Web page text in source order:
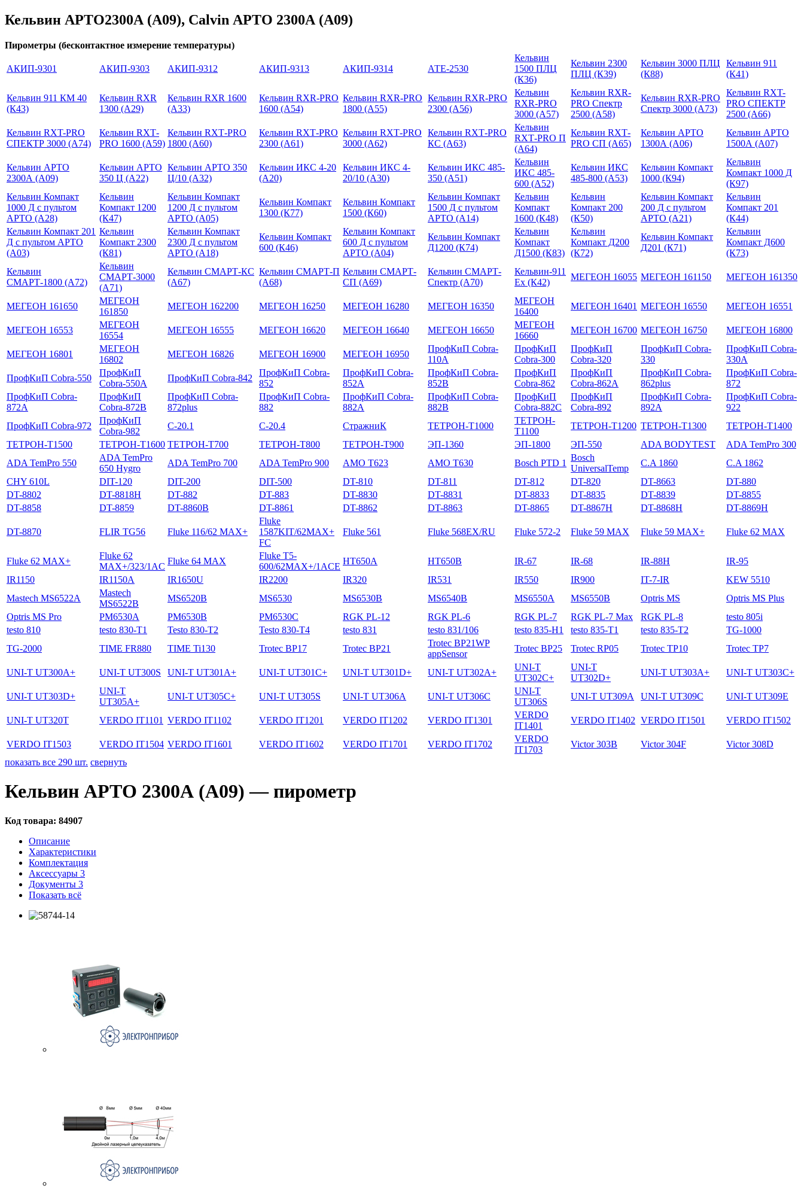
Кельвин АРТО2300А (А09), Calvin АРТО 2300А (А09)
Пирометры (бесконтактное измерение температуры)
АКИП-9301 АКИП-9303 АКИП-9312 АКИП-9313 АКИП-9314 АТЕ-2530
Кельвин
1500 ПЛЦ
(К36)
Кельвин 2300
ПЛЦ (К39)
Кельвин 3000 ПЛЦ
(К88)
Кельвин 911
(К41)
Кельвин 911 КМ 40
(К43)
Кельвин RXR
1300 (А29)
Кельвин RXR 1600
(А33)
Кельвин RXR-PRO
1600 (А54)
Кельвин RXR-PRO
1800 (А55)
Кельвин RXR-PRO
2300 (А56)
Кельвин
RXR-PRO
3000 (А57)
Кельвин RXR-
PRO Спектр
2500 (А58)
Кельвин RXR-PRO
Спектр 3000 (А73)
Кельвин RXT-
PRO СПЕКТР
2500 (А66)
Кельвин RXT-PRO
СПЕКТР 3000 (А74)
Кельвин RXТ-
PRO 1600 (А59)
Кельвин RXТ-PRO
1800 (А60)
Кельвин RXТ-PRO
2300 (А61)
Кельвин RXТ-PRO
3000 (А62)
Кельвин RXТ-PRO
КС (А63)
Кельвин
RXТ-PRO П
(А64)
Кельвин RXТ-
PRO СП (А65)
Кельвин АРТО
1300А (А06)
Кельвин АРТО
1500А (А07)
Кельвин АРТО
2300А (А09)
Кельвин АРТО
350 Ц (А22)
Кельвин АРТО 350
Ц/10 (А32)
Кельвин ИКС 4-20
(А20)
Кельвин ИКС 4-
20/10 (А30)
Кельвин ИКС 485-
350 (А51)
Кельвин
ИКС 485-
600 (А52)
Кельвин ИКС
485-800 (А53)
Кельвин Компакт
1000 (К94)
Кельвин
Компакт 1000 Д
(К97)
Кельвин Компакт
1000 Д с пультом
АРТО (А28)
Кельвин
Компакт 1200
(К47)
Кельвин Компакт
1200 Д с пультом
АРТО (A05)
Кельвин Компакт
1300 (К77)
Кельвин Компакт
1500 (К60)
Кельвин Компакт
1500 Д с пультом
АРТО (А14)
Кельвин
Компакт
1600 (К48)
Кельвин
Компакт 200
(К50)
Кельвин Компакт
200 Д с пультом
АРТО (А21)
Кельвин
Компакт 201
(К44)
Кельвин Компакт 201
Д с пультом АРТО
(А03)
Кельвин
Компакт 2300
(К81)
Кельвин Компакт
2300 Д с пультом
АРТО (А18)
Кельвин Компакт
600 (К46)
Кельвин Компакт
600 Д с пультом
АРТО (А04)
Кельвин Компакт
Д1200 (К74)
Кельвин
Компакт
Д1500 (К83)
Кельвин
Компакт Д200
(К72)
Кельвин Компакт
Д201 (К71)
Кельвин
Компакт Д600
(К73)
Кельвин
СМАРТ-1800 (А72)
Кельвин
СМАРТ-3000
(А71)
Кельвин СМАРТ-КС
(А67)
Кельвин СМАРТ-П
(А68)
Кельвин СМАРТ-
СП (А69)
Кельвин СМАРТ-
Спектр (А70)
Кельвин-911
Ex (К42)
МЕГЕОН 16055 МЕГЕОН 161150 МЕГЕОН 161350
МЕГЕОН 161650
МЕГЕОН
161850
МЕГЕОН 162200 МЕГЕОН 16250 МЕГЕОН 16280 МЕГЕОН 16350
МЕГЕОН
16400
МЕГЕОН 16401 МЕГЕОН 16550 МЕГЕОН 16551
МЕГЕОН 16553
МЕГЕОН
16554
МЕГЕОН 16555 МЕГЕОН 16620 МЕГЕОН 16640 МЕГЕОН 16650
МЕГЕОН
16660
МЕГЕОН 16700 МЕГЕОН 16750 МЕГЕОН 16800
МЕГЕОН 16801
МЕГЕОН
16802
МЕГЕОН 16826 МЕГЕОН 16900 МЕГЕОН 16950
ПрофКиП Cobra-
110A
ПрофКиП
Cobra-300
ПрофКиП
Cobra-320
ПрофКиП Cobra-
330
ПрофКиП Cobra-
330A
ПрофКиП Cobra-550
ПрофКиП
Cobra-550A
ПрофКиП Cobra-842
ПрофКиП Cobra-
852
ПрофКиП Cobra-
852A
ПрофКиП Cobra-
852B
ПрофКиП
Cobra-862
ПрофКиП
Cobra-862A
ПрофКиП Cobra-
862plus
ПрофКиП Cobra-
872
ПрофКиП Cobra-
872A
ПрофКиП
Cobra-872B
ПрофКиП Cobra-
872plus
ПрофКиП Cobra-
882
ПрофКиП Cobra-
882A
ПрофКиП Cobra-
882B
ПрофКиП
Cobra-882C
ПрофКиП
Cobra-892
ПрофКиП Cobra-
892A
ПрофКиП Cobra-
922
ПрофКиП Cobra-972
ПрофКиП
Cobra-982
С-20.1 С-20.4 СтражниК ТЕТРОН-Т1000
ТЕТРОН-
Т1100
ТЕТРОН-Т1200 ТЕТРОН-Т1300
ТЕТРОН-Т1400
ТЕТРОН-Т1500
ТЕТРОН-Т1600 ТЕТРОН-Т700 ТЕТРОН-Т800 ТЕТРОН-Т900 ЭП-1360 ЭП-1800 ЭП-550 ADA BODYTEST
ADA TemPro 300
ADA TemPro 550
ADA TemPro
650 Hygro
ADA TemPro 700 ADA TemPro 900 AMO T623 AMO T630 Bosch PTD 1
Bosch
UniversalTemp
C.A 1860
C.A 1862
CHY 610L
DIT-120 DIT-200 DIT-500 DT-810 DT-811 DT-812 DT-820 DT-8663
DT-880
DT-8802
DT-8818H DT-882 DT-883 DT-8830 DT-8831 DT-8833 DT-8835 DT-8839
DT-8855
DT-8858
DT-8859 DT-8860B DT-8861 DT-8862 DT-8863 DT-8865 DT-8867H DT-8868H DT-8869H
DT-8870 FLIR TG56 Fluke 116/62 MAX+
Fluke
1587KIT/62MAX+
FC
Fluke 561 Fluke 568EX/RU Fluke 572-2 Fluke 59 MAX Fluke 59 MAX+ Fluke 62 MAX
Fluke 62 MAX+
Fluke 62
MAX+/323/1AC
Fluke 64 MAX
Fluke T5-
600/62MAX+/1ACE
HT650A HT650B IR-67 IR-68 IR-88H
IR-95
IR1150
IR1150A IR1650U IR2200 IR320 IR531 IR550 IR900 IT-7-IR
KEW 5510
Mastech MS6522A
Mastech
MS6522B
MS6520B MS6530 MS6530B MS6540B MS6550A MS6550B Optris MS
Optris MS Plus
Optris MS Pro
PM6530A PM6530B PM6530C RGK PL-12 RGK PL-6 RGK PL-7 RGK PL-7 Max RGK PL-8
testo 805i
testo 810
testo 830-T1 Testo 830-T2 Testo 830-T4 testo 831 testo 831/106 testo 835-H1 testo 835-T1 testo 835-T2
TG-1000
TG-2000
TIME FR880 TIME Ti130 Trotec BP17 Trotec BP21
Trotec BP21WP
appSensor
Trotec BP25 Trotec RP05 Trotec TP10 Trotec TP7
UNI-T UT300A+ UNI-T UT300S UNI-T UT301A+ UNI-T UT301C+ UNI-T UT301D+ UNI-T UT302A+
UNI-T
UT302C+
UNI-T
UT302D+
UNI-T UT303A+ UNI-T UT303C+
UNI-T UT303D+
UNI-T
UT305A+
UNI-T UT305C+ UNI-T UT305S UNI-T UT306A UNI-T UT306C
UNI-T
UT306S
UNI-T UT309A UNI-T UT309C UNI-T UT309E
UNI-T UT320T VERDO IT1101 VERDO IT1102 VERDO IT1201 VERDO IT1202 VERDO IT1301
VERDO
IT1401
VERDO IT1402 VERDO IT1501 VERDO IT1502
VERDO IT1503 VERDO IT1504 VERDO IT1601 VERDO IT1602 VERDO IT1701 VERDO IT1702
VERDO
IT1703
Victor 303B Victor 304F
Victor 308D
показать все 290 шт. свернуть
Кельвин АРТО 2300А (А09) — пирометр
Код товара: 84907
Описание
Характеристики
Комплектация
Аксессуары 3
Документы 3
Показать всё